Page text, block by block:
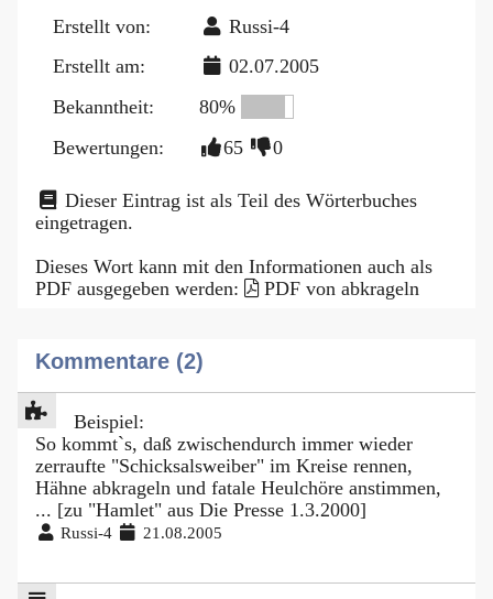
Erstellt von:
Russi-4
Erstellt am:
02.07.2005
Bekanntheit:
80%
Bewertungen:
65 0
Dieser Eintrag ist als Teil des Wörterbuches
eingetragen.
Dieses Wort kann mit den Informationen auch als
PDF ausgegeben werden:
PDF von abkrageln
Kommentare (2)
Beispiel:
So kommt`s, daß zwischendurch immer wieder
zerraufte "Schicksalsweiber" im Kreise rennen,
Hähne abkrageln und fatale Heulchöre anstimmen,
... [zu "Hamlet" aus Die Presse 1.3.2000]
Russi-4 21.08.2005